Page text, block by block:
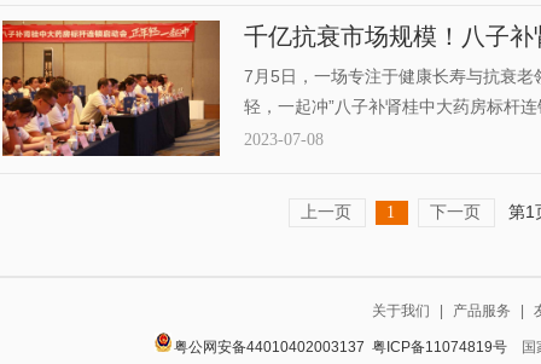
千亿抗衰市场规模！八子
蓝海
7月5日，一场专注于健康长寿与抗衰
轻，一起冲”八子补肾桂中大药房标杆
子补肾胶囊全新模式的启航。抢占抗衰
性的价值最大化，颠覆传统模式，以
2023-07-08
上一页 1 下一页 第1
关于我们 产品服务
粤公网安备44010402003137 粤ICP备11074819号 国